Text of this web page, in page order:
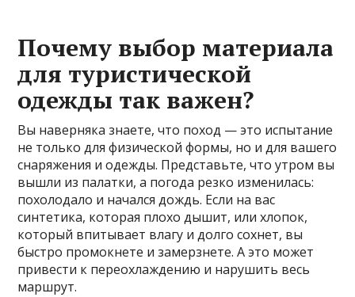
Почему выбор материала
для туристической
одежды так важен?
Вы наверняка знаете, что поход — это испытание
не только для физической формы, но и для вашего
снаряжения и одежды. Представьте, что утром вы
вышли из палатки, а погода резко изменилась:
похолодало и начался дождь. Если на вас
синтетика, которая плохо дышит, или хлопок,
который впитывает влагу и долго сохнет, вы
быстро промокнете и замерзнете. А это может
привести к переохлаждению и нарушить весь
маршрут.